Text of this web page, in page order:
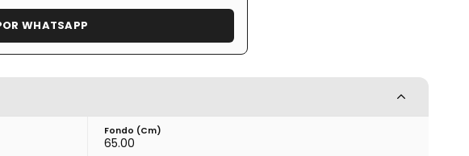
WHATSAPP
Fondo (cm)
65.00